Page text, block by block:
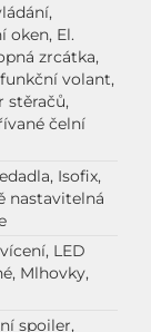
oken, El.
zrcátka,
volant,
stěračů,
čelní
Isofix,
nastavitelná
LED
Mlhovky,
spoiler,